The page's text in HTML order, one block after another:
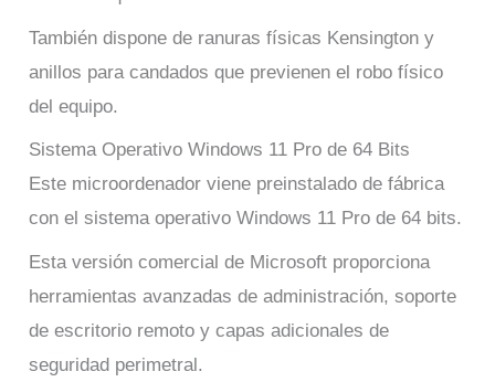
También dispone de ranuras físicas Kensington y
anillos para candados que previenen el robo físico
del equipo.
Sistema Operativo Windows 11 Pro de 64 Bits
Este microordenador viene preinstalado de fábrica
con el sistema operativo Windows 11 Pro de 64 bits.
Esta versión comercial de Microsoft proporciona
herramientas avanzadas de administración, soporte
de escritorio remoto y capas adicionales de
seguridad perimetral.